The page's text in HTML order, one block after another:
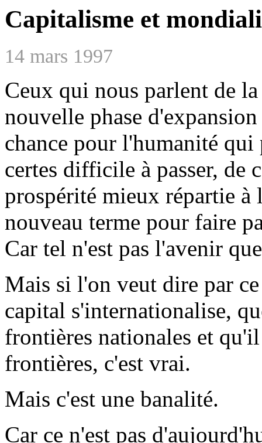
Capitalisme et
14 mars 1997
Ceux qui nous parlent de
nouvelle phase
chance pour l'humanité qui
certes difficile à passer, de
prospérité mieux répartie à
nouveau terme pour faire
Car tel n'est pas l'avenir
Mais si l'on veut dire par
capital s'internationalise,
frontières nationales et
frontières, c'est vrai.
Mais c'est une banalité.
Car ce n'est pas